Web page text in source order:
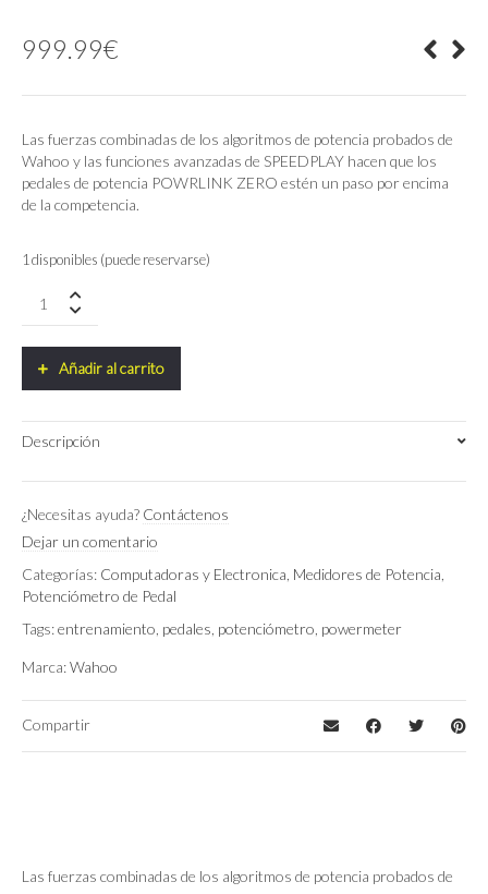
999.99€
Las fuerzas combinadas de los algoritmos de potencia probados de
Wahoo y las funciones avanzadas de SPEEDPLAY hacen que los
pedales de potencia POWRLINK ZERO estén un paso por encima
de la competencia.
1 disponibles (puede reservarse)
Wahoo
Dual-
quantity
Añadir al carrito
Descripción
¿Necesitas ayuda? Contáctenos
Dejar un comentario
Categorías: Computadoras y Electronica Medidores de Potencia
Potenciómetro de Pedal
Tags:entrenamiento pedales potenciómetro powermeter
Marca:Wahoo
Compartir
Las fuerzas combinadas de los algoritmos de potencia probados de